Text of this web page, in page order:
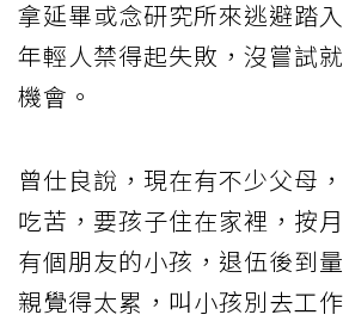
拿延畢或念研究所來逃避踏
年輕人禁得起失敗，沒嘗試
機會。
曾仕良說，現在有不少父母
吃苦，要孩子住在家裡，按
有個朋友的小孩，退伍後到
親覺得太累，叫小孩別去工作